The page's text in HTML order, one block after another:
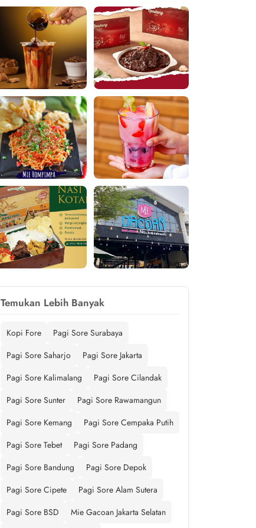
Temukan Lebih Banyak
Kopi Fore
Pagi Sore Surabaya
Pagi Sore Saharjo
Pagi Sore Jakarta
Pagi Sore Kalimalang
Pagi Sore Cilandak
Pagi Sore Sunter
Pagi Sore Rawamangun
Pagi Sore Kemang
Pagi Sore Cempaka Putih
Pagi Sore Tebet
Pagi Sore Padang
Pagi Sore Bandung
Pagi Sore Depok
Pagi Sore Cipete
Pagi Sore Alam Sutera
Pagi Sore BSD
Mie Gacoan Jakarta Selatan